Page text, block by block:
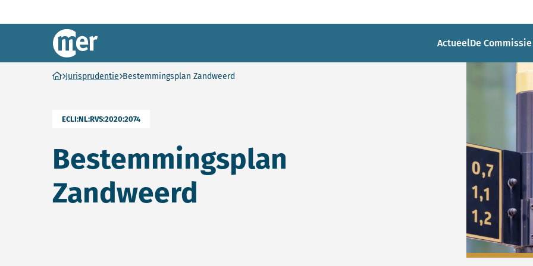
Commissie mer
ActueelDe
Ga naar homepage
Jurisprudentie Bestemmingsplan Zandweerd
ECLI:NL:RVS:2020:2074
Bestemmingsplan
Zandweerd